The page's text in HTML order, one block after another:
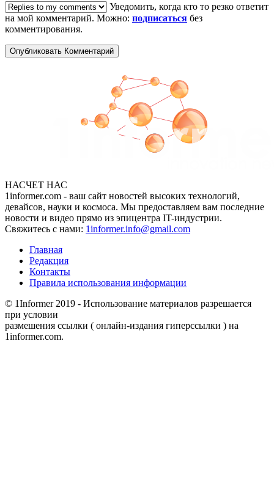
Уведомить, когда кто то резко ответит
на мой комментарий. Можно: подписаться без
комментирования.
НАСЧЕТ НАС
1informer.com - ваш сайт новостей высоких технологий,
девайсов, науки и космоса. Мы предоставляем вам последние
новости и видео прямо из эпицентра IT-индустрии.
Свяжитесь с нами: 1informer.info@gmail.com
Главная
Редакция
Контакты
Правила использования информации
© 1Informer 2019 - Использование материалов разрешается
при условии
размешения ссылки ( онлайн-издания гиперссылки ) на
1informer.com.